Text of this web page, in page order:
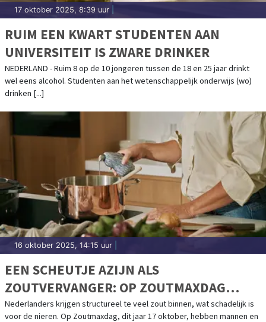
17 oktober 2025, 8:39 uur
RUIM EEN KWART STUDENTEN AAN
UNIVERSITEIT IS ZWARE DRINKER
NEDERLAND - Ruim 8 op de 10 jongeren tussen de 18 en 25 jaar drinkt
wel eens alcohol. Studenten aan het wetenschappelijk onderwijs (wo)
drinken [...]
16 oktober 2025, 14:15 uur
EEN SCHEUTJE AZIJN ALS
ZOUTVERVANGER: OP ZOUTMAXDAG
KOMT HET ZUURVAATJE OP TAFEL
Nederlanders krijgen structureel te veel zout binnen, wat schadelijk is
voor de nieren. Op Zoutmaxdag, dit jaar 17 oktober, hebben mannen en